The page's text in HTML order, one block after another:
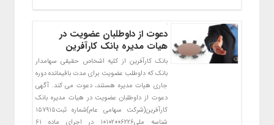
دعوت از داوطلبان عضویت در
هیات مدیره بانک کارآفرین
بانک کارآفرین از کلیه اشخاص حقیقی سهامدار
بانک که داوطلب عضویت برای مدت باقیمانده دوره
جاری هیات مدیره هستند، دعوت می کند. آگهی
دعوت از داوطلبان عضویت در هیات مدیره بانک
کارآفرین(شرکت سهامی عام)شماره ثبت۱۵۷۹۱۵
شناسه ملی۱۰۱۰۲۰۰۶۲۲۶ در اجرای ماده ۶۱